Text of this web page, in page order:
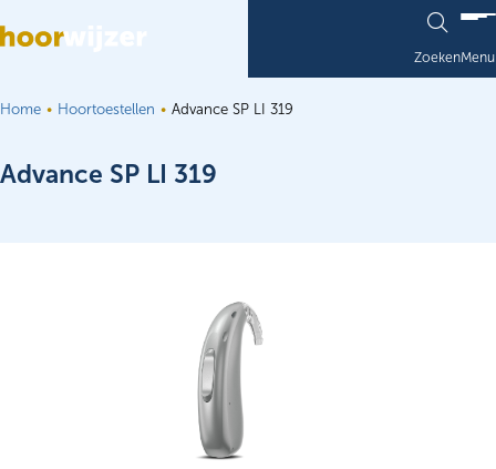
ZoekenMenu
Home Hoortoestellen Advance SP LI 319
Advance SP LI 319